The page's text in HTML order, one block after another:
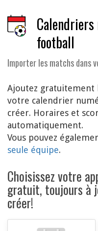
football
Importer les matchs dans
Ajoutez gratuitement
votre calendrier
créer. Horaires et
automatiquement.
Vous pouvez
seule équipe.
Choisissez votre
gratuit, toujours à
créer!